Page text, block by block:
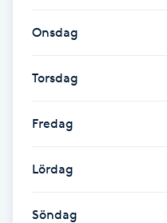
Fotvård
Fransar
Fransborttagning
Fransfärgning
Fransförlängning
Onsdag
Torsdag
Fredag
Lördag
Söndag